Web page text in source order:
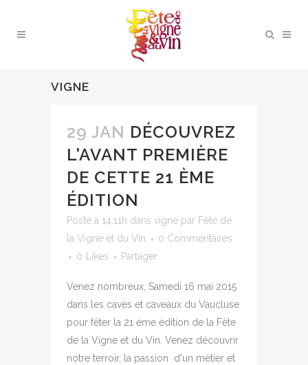
VIGNE
29 JAN DÉCOUVREZ
L'AVANT PREMIÈRE
DE CETTE 21 ÈME
ÉDITION
Posté à 14:11h dans vigne par Fête de
la Vigne et du Vin
0 Commentaires
0
Likes Partager
Venez nombreux, Samedi 16 mai 2015
dans les caves et caveaux du Vaucluse
pour fêter la 21 ème édition de la Fête
de la Vigne et du Vin. Venez découvrir
notre terroir, la passion d'un métier et